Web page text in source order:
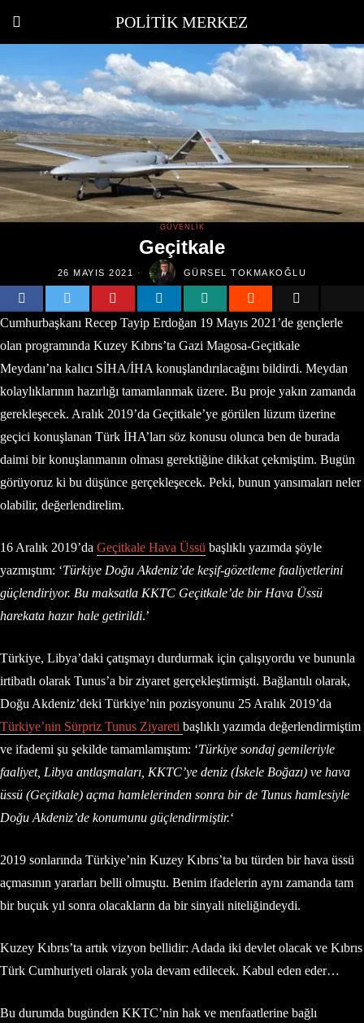
POLITIK MERKEZ
GÜVENLIK
Geçitkale
26 MAYIS 2021 GÜRSEL TOKMAKOĞLU
Cumhurbaşkanı Recep Tayip Erdoğan 19 Mayıs 2021’de gençlerle
olan programında Kuzey Kıbrıs’ta Gazi Magosa-Geçitkale
Meydanı’na kalıcı SİHA/İHA konuşlandırılacağını bildirdi. Meydan
kolaylıklarının hazırlığı tamamlanmak üzere. Bu proje yakın zamanda
gerekleşecek. Aralık 2019’da Geçitkale’ye görülen lüzum üzerine
geçici konuşlanan Türk İHA’ları söz konusu olunca ben de burada
daimi bir konuşlanmanın olması gerektiğine dikkat çekmiştim. Bugün
görüyoruz ki bu düşünce gerçekleşecek. Peki, bunun yansımaları neler
olabilir, değerlendirelim.
16 Aralık 2019’da Geçitkale Hava Üssü başlıklı yazımda şöyle
yazmıştım: ‘Türkiye Doğu Akdeniz’de keşif-gözetleme faaliyetlerini
güçlendiriyor. Bu maksatla KKTC Geçitkale’de bir Hava Üssü
harekata hazır hale getirildi.’
Türkiye, Libya’daki çatışmayı durdurmak için çalışıyordu ve bununla
irtibatlı olarak Tunus’a bir ziyaret gerçekleştirmişti. Bağlantılı olarak,
Doğu Akdeniz’deki Türkiye’nin pozisyonunu 25 Aralık 2019’da
Türkiye’nin Sürpriz Tunus Ziyareti başlıklı yazımda değerlendirmiştim
ve ifademi şu şekilde tamamlamıştım: ‘Türkiye sondaj gemileriyle
faaliyet, Libya antlaşmaları, KKTC’ye deniz (İskele Boğazı) ve hava
üssü (Geçitkale) açma hamlelerinden sonra bir de Tunus hamlesiyle
Doğu Akdeniz’de konumunu güçlendirmiştir.‘
2019 sonlarında Türkiye’nin Kuzey Kıbrıs’ta bu türden bir hava üssü
açmasının yararları belli olmuştu. Benim ifadelerin aynı zamanda tam
bir buçuk yıl sonra olacakların da bir sinyali niteliğindeydi.
Kuzey Kıbrıs’ta artık vizyon bellidir: Adada iki devlet olacak ve Kıbrıs
Türk Cumhuriyeti olarak yola devam edilecek. Kabul eden eder…
Bu durumda bugünden KKTC’nin hak ve menfaatlerine bağlı